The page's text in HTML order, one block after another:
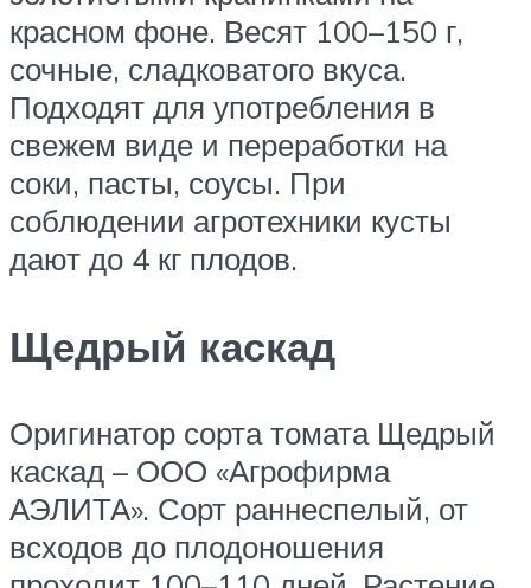
красном фоне. Весят 100–150 г,
сочные, сладковатого вкуса.
Подходят для употребления в
свежем виде и переработки на
соки, пасты, соусы. При
соблюдении агротехники кусты
дают до 4 кг плодов.
Щедрый каскад
Оригинатор сорта томата Щедрый
каскад – ООО «Агрофирма
АЭЛИТА». Сорт раннеспелый, от
всходов до плодоношения